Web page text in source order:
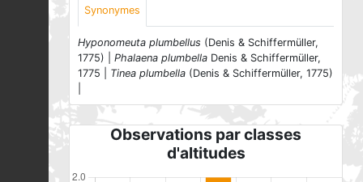
Synonymes
Hyponomeuta plumbellus (Denis & Schiffermüller,
1775) | Phalaena plumbella Denis & Schiffermüller,
1775 | Tinea plumbella (Denis & Schiffermüller, 1775)
Observations par classes
d'altitudes